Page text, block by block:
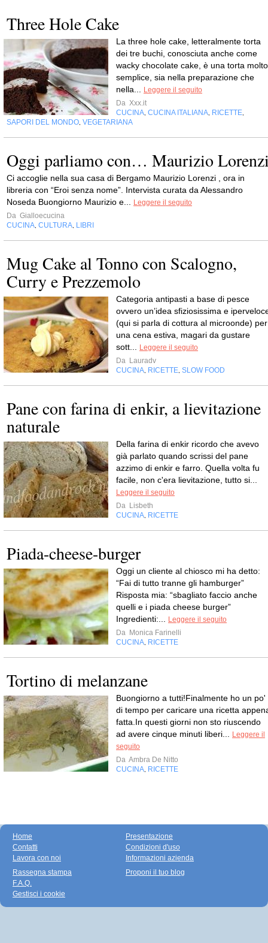
Three Hole Cake
La three hole cake, letteralmente torta
dei tre buchi, conosciuta anche come
wacky chocolate cake, è una torta molto
semplice, sia nella preparazione che
nella... Leggere il seguito
Da Xxx.it
CUCINA, CUCINA ITALIANA, RICETTE,
SAPORI DEL MONDO, VEGETARIANA
Oggi parliamo con… Maurizio
Ci accoglie nella sua casa di Bergamo Maurizio Lorenzi , ora in
libreria con “Eroi senza nome”. Intervista curata da Alessandro
Noseda Buongiorno Maurizio e... Leggere il seguito
Da Gialloecucina
CUCINA, CULTURA, LIBRI
Mug Cake al Tonno con Scalogno,
Curry e Prezzemolo
Categoria antipasti a base di pesce
ovvero un’idea sfiziosissima e
(qui si parla di cottura al microonde) per
una cena estiva, magari da gustare
sott... Leggere il seguito
Da Lauradv
CUCINA, RICETTE, SLOW FOOD
Pane con farina di enkir, a lievitazione
naturale
Della farina di enkir ricordo che avevo
già parlato quando scrissi del pane
azzimo di enkir e farro. Quella volta fu
facile, non c'era lievitazione, tutto si...
Leggere il seguito
Da Lisbeth
CUCINA, RICETTE
Piada-cheese-burger
Oggi un cliente al chiosco mi ha detto:
“Fai di tutto tranne gli hamburger”
Risposta mia: “sbagliato faccio anche
quelli e i piada cheese burger”
Ingredienti:... Leggere il seguito
Da Monica Farinelli
CUCINA, RICETTE
Tortino di melanzane
Buongiorno a tutti!Finalmente ho un po'
di tempo per caricare una ricetta
fatta.In questi giorni non sto riuscendo
ad avere cinque minuti liberi... Leggere il
seguito
Da Ambra De Nitto
CUCINA, RICETTE
Home
Contatti
Lavora con noi
Presentazione
Condizioni d'uso
Informazioni azienda
Rassegna stampa
F.A.Q.
Gestisci i cookie
Proponi il tuo blog